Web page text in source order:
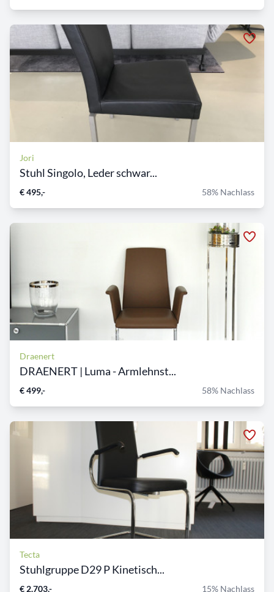
Jori
Stuhl Singolo, Leder schwar...
€ 495,- 58% Nachlass
Draenert
DRAENERT | Luma - Armlehnst...
€ 499,- 58% Nachlass
Tecta
Stuhlgruppe D29 P Kinetisch...
€ 2.703,- 15% Nachlass